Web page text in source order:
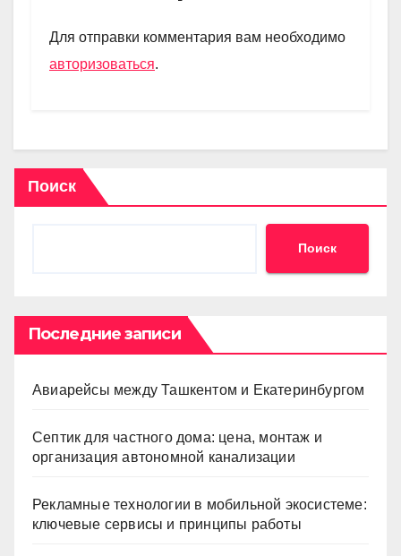
m p
p
a
и
Для отправки комментария вам необходимо
авторизоваться.
Поиск
Поиск
Последние записи
Авиарейсы между Ташкентом и Екатеринбургом
Септик для частного дома: цена, монтаж и
организация автономной канализации
Рекламные технологии в мобильной экосистеме:
ключевые сервисы и принципы работы